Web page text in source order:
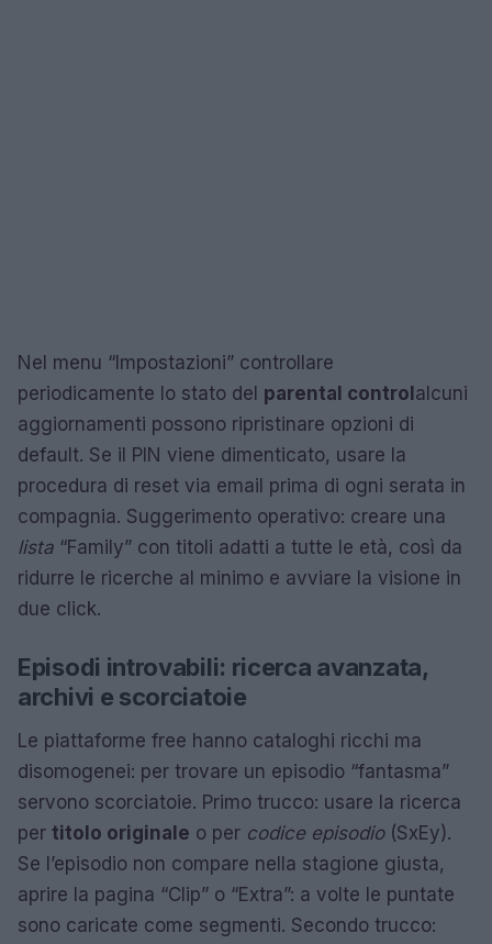
Nel menu “Impostazioni” controllare
periodicamente lo stato del parental control alcuni
aggiornamenti possono ripristinare opzioni di
default. Se il PIN viene dimenticato, usare la
procedura di reset via email prima di ogni serata in
compagnia. Suggerimento operativo: creare una
lista “Family” con titoli adatti a tutte le età, così da
ridurre le ricerche al minimo e avviare la visione in
due click.
Episodi introvabili: ricerca avanzata,
archivi e scorciatoie
Le piattaforme free hanno cataloghi ricchi ma
disomogenei: per trovare un episodio “fantasma”
servono scorciatoie. Primo trucco: usare la ricerca
per titolo originale o per codice episodio(SxEy).
Se l’episodio non compare nella stagione giusta,
aprire la pagina “Clip” o “Extra”: a volte le puntate
sono caricate come segmenti. Secondo trucco: